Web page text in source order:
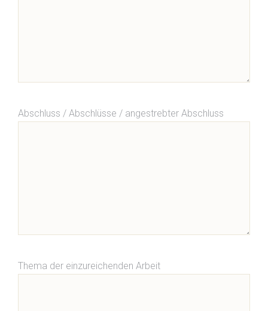
Abschluss / Abschlüsse / angestrebter Abschluss
Thema der einzureichenden Arbeit